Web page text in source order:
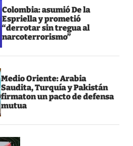
Colombia: asumió De la
Espriella y prometió
“derrotar sin tregua al
narcoterrorismo”
Medio Oriente: Arabia
Saudita, Turquía y Pakistán
firmaton un pacto de defensa
mutua